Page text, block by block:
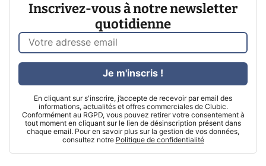
Inscrivez-vous à notre newsletter
quotidienne
En cliquant sur s'inscrire, j’accepte de recevoir par email des
informations, actualités et offres commerciales de Clubic.
Conformément au RGPD, vous pouvez retirer votre consentement à
tout moment en cliquant sur le lien de désinscription présent dans
chaque email. Pour en savoir plus sur la gestion de vos données,
consultez notre Politique de confidentialité
Je m'inscris !